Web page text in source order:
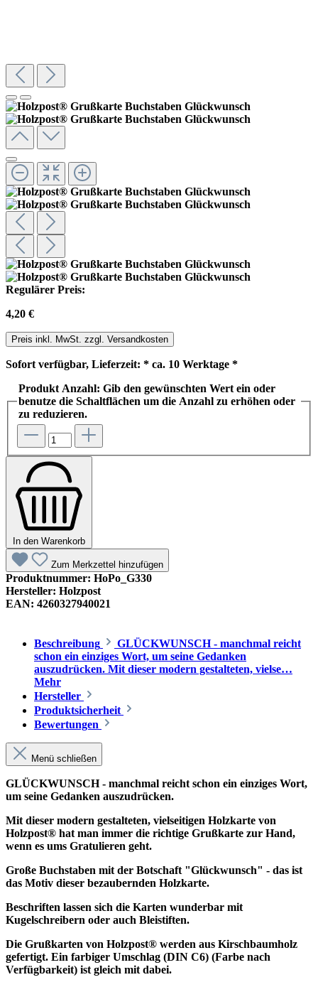
Regulärer Preis:
4,20 €
Preis inkl. MwSt. zzgl. Versandkosten
Sofort verfügbar, Lieferzeit: * ca. 10 Werktage *
Produkt Anzahl: Gib den gewünschten Wert ein oder
benutze die Schaltflächen um die Anzahl zu erhöhen oder
zu reduzieren.
In den Warenkorb
Zum Merkzettel hinzufügen
Produktnummer: HoPo_G330
Hersteller: Holzpost
EAN: 4260327940021
Beschreibung
GLÜCKWUNSCH - manchmal reicht
schon ein einziges Wort, um seine Gedanken
auszudrücken. Mit dieser modern gestalteten, vielse…
Mehr
Hersteller
Produktsicherheit
Bewertungen
Menü schließen
GLÜCKWUNSCH - manchmal reicht schon ein einziges Wort,
um seine Gedanken auszudrücken.
Mit dieser modern gestalteten, vielseitigen Holzkarte von
Holzpost® hat man immer die richtige Grußkarte zur Hand,
wenn es ums Gratulieren geht.
Große Buchstaben mit der Botschaft "Glückwunsch" - das ist
das Motiv dieser bezaubernden Holzkarte.
Beschriften lassen sich die Karten wunderbar mit
Kugelschreibern oder auch Bleistiften.
Die Grußkarten von Holzpost® werden aus Kirschbaumholz
gefertigt. Ein farbiger Umschlag (DIN C6) (Farbe nach
Verfügbarkeit) ist gleich mit dabei.